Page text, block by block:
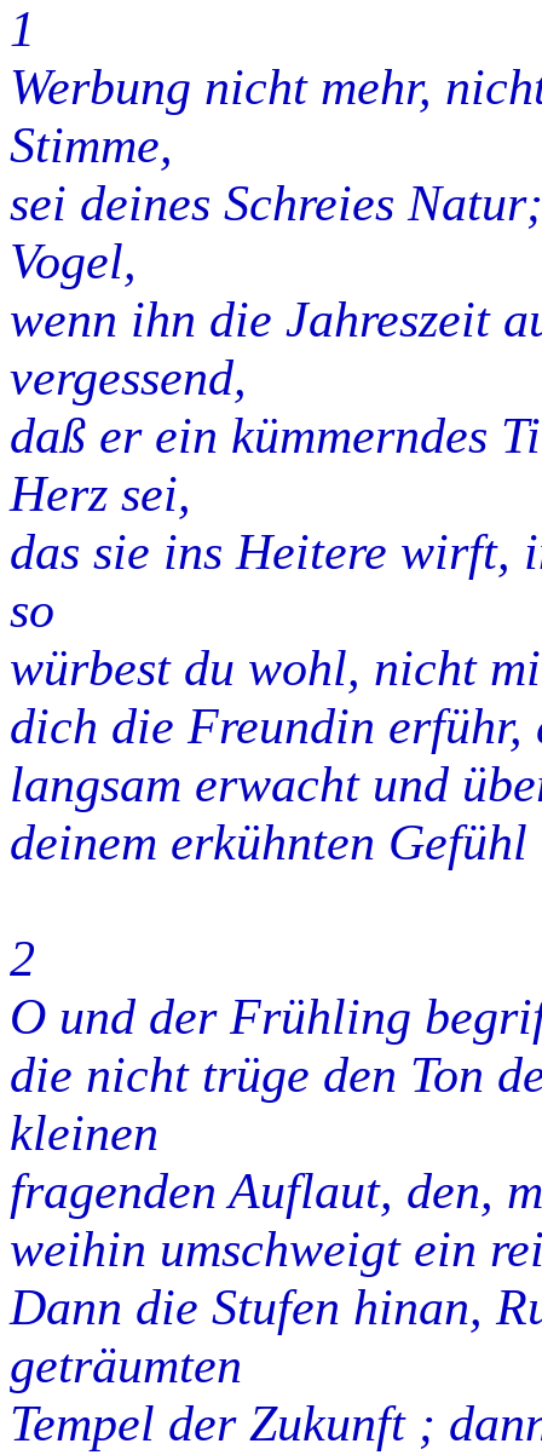
1
Werbung nicht mehr,
Stimme,
sei deines Schreies
Vogel,
wenn ihn die Jahreszeit
vergessend,
daß er ein kümmerndes
Herz sei,
das sie ins Heitere wirft,
so
würbest du wohl, nicht
dich die Freundin
langsam erwacht und
deinem erkühnten
2
O und der Frühling
die nicht trüge den Ton
kleinen
fragenden Auflaut, den,
weihin umschweigt ein
Dann die Stufen hinan,
geträumten
Tempel der Zukunft ;